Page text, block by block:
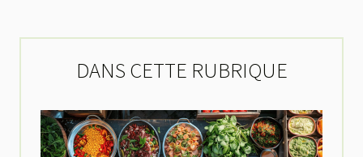
DANS CETTE RUBRIQUE